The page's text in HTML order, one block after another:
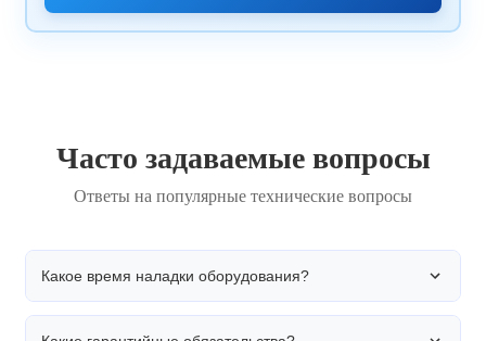
Часто задаваемые вопросы
Ответы на популярные технические вопросы
Какое время наладки оборудования?